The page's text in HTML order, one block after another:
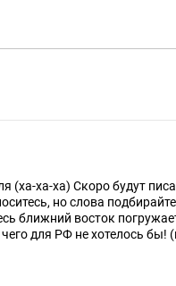
(ха-ха-ха) Скоро будут
но слова
ближний восток
для РФ не хотелось бы!